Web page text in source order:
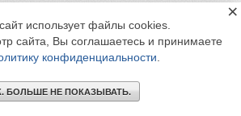
использует файлы cookies.
сайта, Вы соглашаетесь и принимаете
конфиденциальности
БОЛЬШЕ НЕ ПОКАЗЫВАТЬ.
×